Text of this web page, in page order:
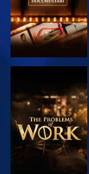
ESPLORA LE
SERIE